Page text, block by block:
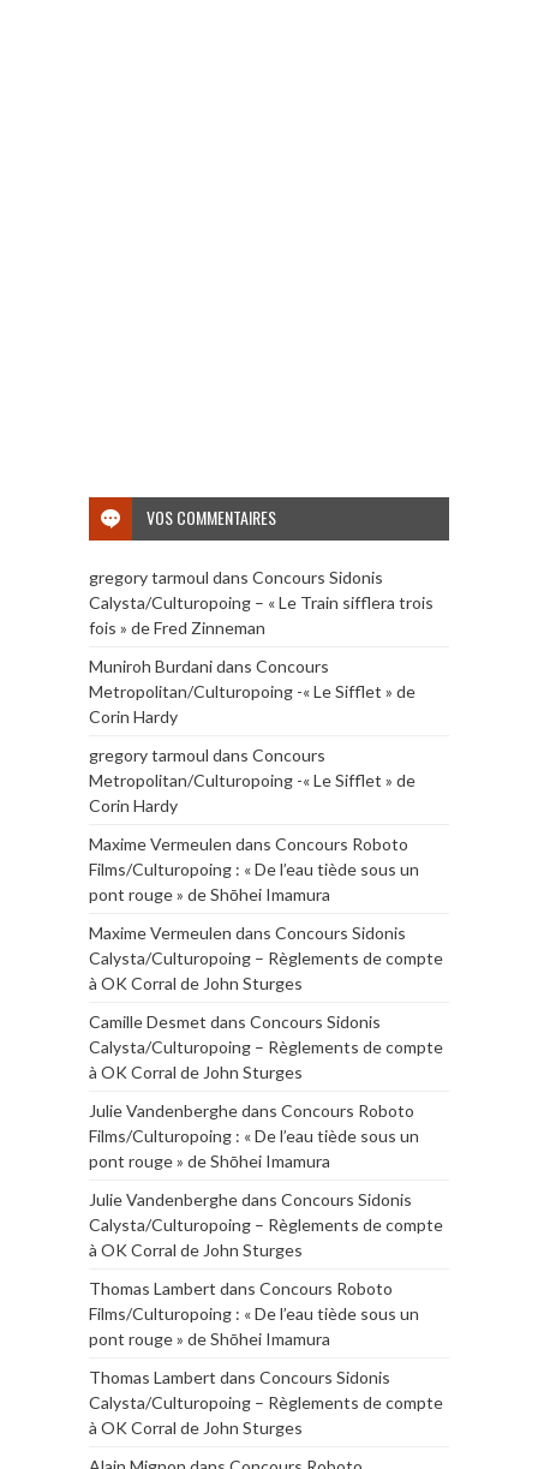
VOS COMMENTAIRES
gregory tarmoul dans Concours Sidonis
Calysta/Culturopoing – « Le Train sifflera trois
fois » de Fred Zinneman
Muniroh Burdanidans Concours
Metropolitan/Culturopoing -« Le Sifflet » de
Corin Hardy
gregory tarmoul dans Concours
Metropolitan/Culturopoing -« Le Sifflet » de
Corin Hardy
Maxime Vermeulen dans Concours Roboto
Films/Culturopoing : « De l’eau tiède sous un
pont rouge » de Shōhei Imamura
Maxime Vermeulen dans Concours Sidonis
Calysta/Culturopoing – Règlements de compte
à OK Corral de John Sturges
Camille Desmet dans Concours Sidonis
Calysta/Culturopoing – Règlements de compte
à OK Corral de John Sturges
Julie Vandenberghedans Concours Roboto
Films/Culturopoing : « De l’eau tiède sous un
pont rouge » de Shōhei Imamura
Julie Vandenberghedans Concours Sidonis
Calysta/Culturopoing – Règlements de compte
à OK Corral de John Sturges
Thomas Lambert dans Concours Roboto
Films/Culturopoing : « De l’eau tiède sous un
pont rouge » de Shōhei Imamura
Thomas Lambert dans Concours Sidonis
Calysta/Culturopoing – Règlements de compte
à OK Corral de John Sturges